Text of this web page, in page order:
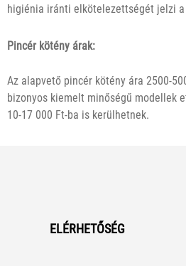
higiénia iránti elkötelezettségét jelzi a
Pincér kötény árak:
Az alapvető pincér kötény ára 2500-
bizonyos kiemelt minőségű modellek
10-17 000 Ft-ba is kerülhetnek.
ELÉRHETŐSÉG